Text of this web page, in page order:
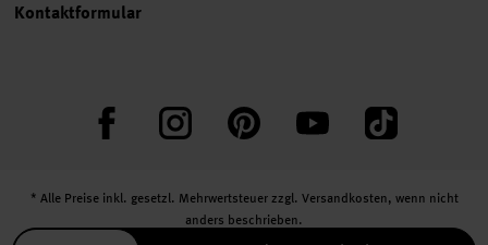
Kontaktformular
FacebookInstagram PinterestYouTube TikTok
* Alle Preise inkl. gesetzl. Mehrwertsteuer zzgl. Versandkosten, wenn nicht
anders beschrieben.